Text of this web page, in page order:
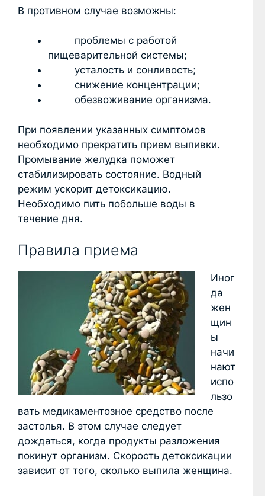
В противном случае возможны:
проблемы с работой
пищеварительной системы;
усталость и сонливость;
снижение концентрации;
обезвоживание организма.
При появлении указанных симптомов
необходимо прекратить прием выпивки.
Промывание желудка поможет
стабилизировать состояние. Водный
режим ускорит детоксикацию.
Необходимо пить побольше воды в
течение дня.
Правила приема
Иног
да
жен
щин
ы
начи
нают
испо
льзо
вать медикаментозное средство после
застолья. В этом случае следует
дождаться, когда продукты разложения
покинут организм. Скорость детоксикации
зависит от того, сколько выпила женщина.